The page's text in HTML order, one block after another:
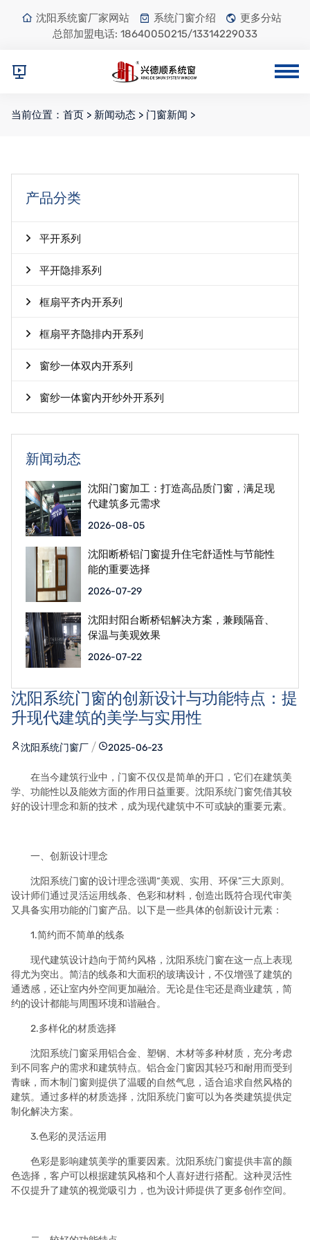
沈阳系统窗厂家网站 系统门窗介绍
更多分站
总部加盟电话: 18640050215/13314229033
当前位置： 首页 > 新闻动态 > 门窗新闻 >
产品分类
平开系列
平开隐排系列
框扇平齐内开系列
框扇平齐隐排内开系列
窗纱一体双内开系列
窗纱一体窗内开纱外开系列
新闻动态
沈阳门窗加工：打造高品质门窗，满足现
代建筑多元需求
2026-08-05
沈阳断桥铝门窗提升住宅舒适性与节能性
能的重要选择
2026-07-29
沈阳封阳台断桥铝解决方案，兼顾隔音、
保温与美观效果
2026-07-22
沈阳系统门窗的创新设计与功能特点：提
升现代建筑的美学与实用性
沈阳系统门窗厂 2025-06-23
在当今建筑行业中，门窗不仅仅是简单的开口，它们在建筑美
学、功能性以及能效方面的作用日益重要。沈阳系统门窗凭借其较
好的设计理念和新的技术，成为现代建筑中不可或缺的重要元素。
一、创新设计理念
沈阳系统门窗的设计理念强调“美观、实用、环保”三大原则。
设计师们通过灵活运用线条、色彩和材料，创造出既符合现代审美
又具备实用功能的门窗产品。以下是一些具体的创新设计元素：
1.简约而不简单的线条
现代建筑设计趋向于简约风格，沈阳系统门窗在这一点上表现
得尤为突出。简洁的线条和大面积的玻璃设计，不仅增强了建筑的
通透感，还让室内外空间更加融洽。无论是住宅还是商业建筑，简
约的设计都能与周围环境和谐融合。
2.多样化的材质选择
沈阳系统门窗采用铝合金、塑钢、木材等多种材质，充分考虑
到不同客户的需求和建筑特点。铝合金门窗因其轻巧和耐用而受到
青睐，而木制门窗则提供了温暖的自然气息，适合追求自然风格的
建筑。通过多样的材质选择，沈阳系统门窗可以为各类建筑提供定
制化解决方案。
3.色彩的灵活运用
色彩是影响建筑美学的重要因素。沈阳系统门窗提供丰富的颜
色选择，客户可以根据建筑风格和个人喜好进行搭配。这种灵活性
不仅提升了建筑的视觉吸引力，也为设计师提供了更多创作空间。